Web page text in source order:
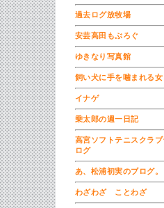
過去ログ放牧場
安芸高田もぶろぐ
ゆきなり写真館
飼い犬に手を噛まれる女
イナゲ
乗太郎の週一日記
高宮ソフトテニスクラ
ログ
あ、松浦初実のブログ。
わざわざ ことわざ